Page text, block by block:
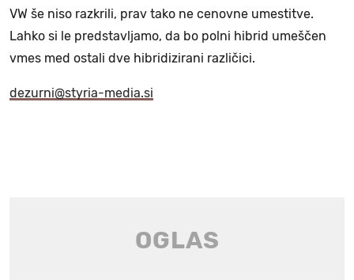
VW še niso razkrili, prav tako ne cenovne umestitve.
Lahko si le predstavljamo, da bo polni hibrid umeščen
vmes med ostali dve hibridizirani različici.
dezurni@styria-media.si